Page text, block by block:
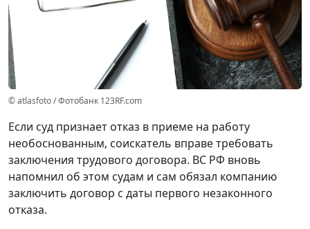
© atlasfoto / Фотобанк 123RF.com
Если суд признает отказ в приеме на работу
необоснованным, соискатель вправе требовать
заключения трудового договора. ВС РФ вновь
напомнил об этом судам и сам обязал компанию
заключить договор с даты первого незаконного
отказа.